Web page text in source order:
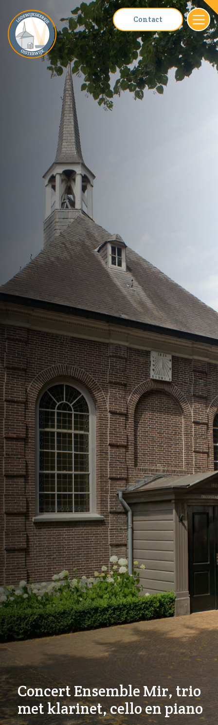
Contact
Concert Ensemble Mir, trio
met klarinet, cello en piano